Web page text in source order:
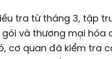
tra từ tháng 3, tập
và thương mại hóa
cơ quan đã kiểm tra